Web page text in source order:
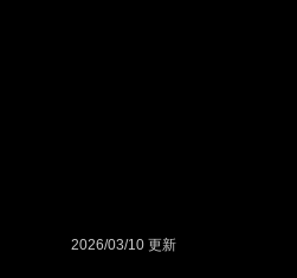
2026/03/10 更新